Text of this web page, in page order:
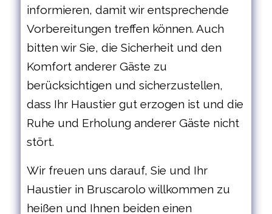
informieren, damit wir entsprechende
Vorbereitungen treffen können. Auch
bitten wir Sie, die Sicherheit und den
Komfort anderer Gäste zu
berücksichtigen und sicherzustellen,
dass Ihr Haustier gut erzogen ist und die
Ruhe und Erholung anderer Gäste nicht
stört.
Wir freuen uns darauf, Sie und Ihr
Haustier in Bruscarolo willkommen zu
heißen und Ihnen beiden einen